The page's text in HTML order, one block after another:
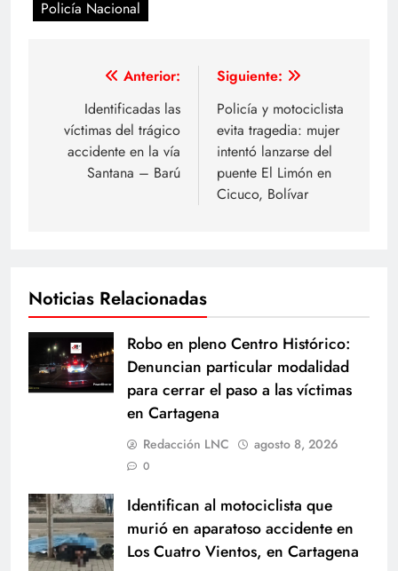
Policía Nacional
Navegación
entradas
Anterior:
Identificadas las
víctimas del trágico
accidente en la vía
Santana – Barú
Siguiente:
Policía y motociclista
evita tragedia: mujer
intentó lanzarse del
puente El Limón en
Cicuco, Bolívar
Noticias Relacionadas
Robo en pleno Centro Histórico:
Denuncian particular modalidad
para cerrar el paso a las víctimas
en Cartagena
Redacción LNC agosto 8, 2026
0
Identifican al motociclista que
murió en aparatoso accidente en
Los Cuatro Vientos, en Cartagena